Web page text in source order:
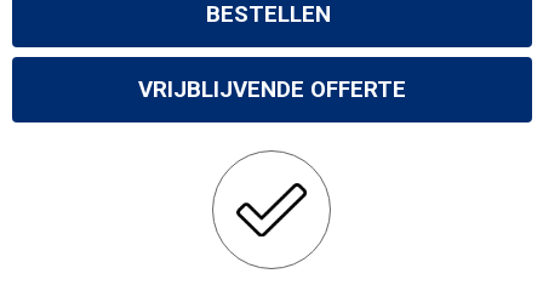
BESTELLEN
VRIJBLIJVENDE OFFERTE